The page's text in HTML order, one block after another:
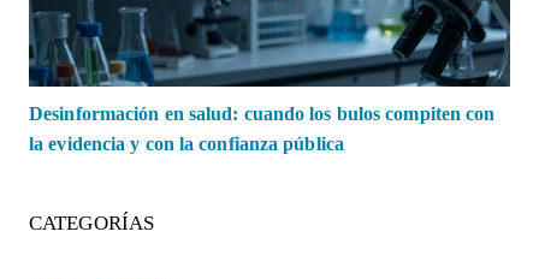
Desinformación en salud: cuando los bulos compiten con
la evidencia y con la confianza pública
CATEGORÍAS